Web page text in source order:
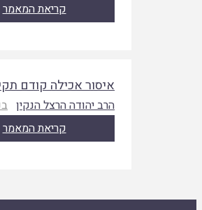
קריאת המאמר
איסור אכילה קודם
הרב יהודה הרצל הנקין
קריאת המאמר